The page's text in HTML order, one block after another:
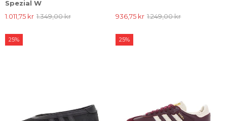
Spezial W
1.011,75 kr 1.349,00 kr 936,75 kr 1.249,00 kr
25% 25%